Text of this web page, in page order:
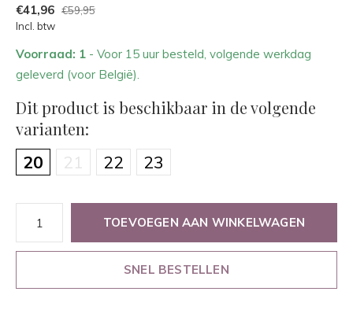
€41,96 €59,95
Incl. btw
Voorraad: 1 - Voor 15 uur besteld, volgende werkdag
geleverd (voor België).
Dit product is beschikbaar in de volgende
varianten:
20 21 22 23
TOEVOEGEN AAN WINKELWAGEN
SNEL BESTELLEN